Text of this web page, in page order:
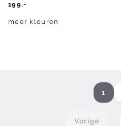
199.-
meer kleuren
Vorige
1